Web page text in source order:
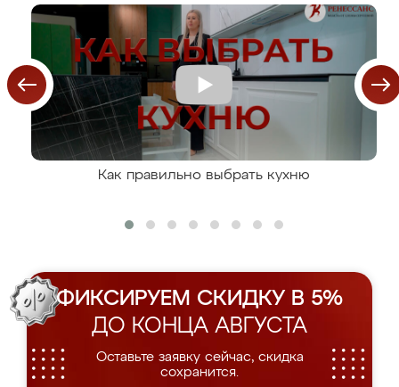
Как правильно выбрать кухню
ФИКСИРУЕМ СКИДКУ В 5%
ДО КОНЦА АВГУСТА
Оставьте заявку сейчас, скидка
сохранится.